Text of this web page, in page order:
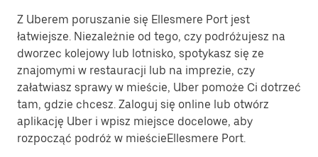
Z Uberem poruszanie się Ellesmere Port jest
łatwiejsze. Niezależnie od tego, czy podróżujesz na
dworzec kolejowy lub lotnisko, spotykasz się ze
znajomymi w restauracji lub na imprezie, czy
załatwiasz sprawy w mieście, Uber pomoże Ci dotrzeć
tam, gdzie chcesz. Zaloguj się online lub otwórz
aplikację Uber i wpisz miejsce docelowe, aby
rozpocząć podróż w mieścieEllesmere Port.